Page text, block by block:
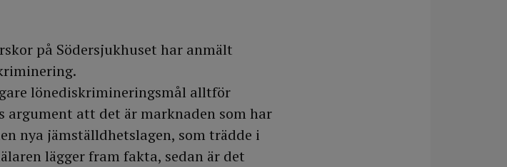
på Södersjukhuset har anmält
lönediskrimineringsmål alltför
att det är marknaden som har
nya jämställdhetslagen, som trädde i
lägger fram fakta, sedan är det